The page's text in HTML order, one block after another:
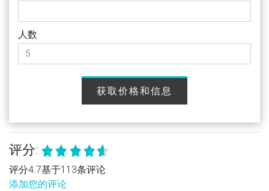
人数
获取价格和信息
评分:
评分4.7基于113条评论
添加您的评论